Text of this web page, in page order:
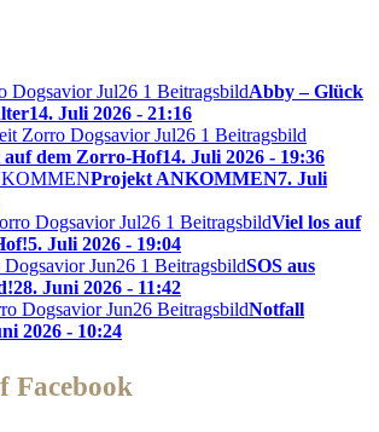
Abby – Glück
14. Juli 2026 - 21:16
auf dem Zorro-Hof14. Juli 2026 - 19:36
Projekt ANKOMMEN7. Juli
Viel los auf
5. Juli 2026 - 19:04
SOS aus
28. Juni 2026 - 11:42
Notfall
2026 - 10:24
Facebook